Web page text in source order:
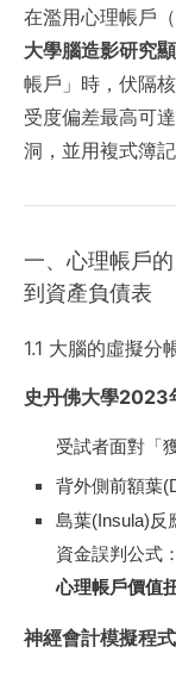
在濫用心理帳戶
大學腦造影研究
帳戶」時，伏隔
受度偏差最高可
洞，並用複式簿
一、心理帳戶
到資產負債表
1.1 大腦的虛擬分
史丹佛大學2023
受試者面對「
背外側前額葉
島葉(Insula)反
資金誤判公式：
心理帳戶價值
神經會計模擬程式